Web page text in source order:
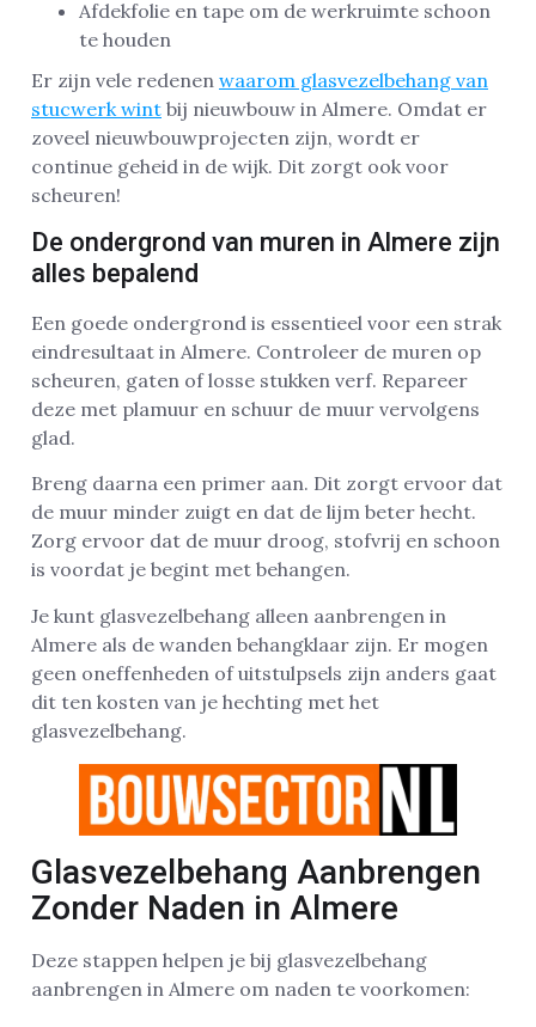
Afdekfolie en tape om de werkruimte schoon
te houden
Er zijn vele redenen waarom glasvezelbehang van
stucwerk wint bij nieuwbouw in Almere. Omdat er
zoveel nieuwbouwprojecten zijn, wordt er
continue geheid in de wijk. Dit zorgt ook voor
scheuren!
De ondergrond van muren in Almere zijn
alles bepalend
Een goede ondergrond is essentieel voor een strak
eindresultaat in Almere. Controleer de muren op
scheuren, gaten of losse stukken verf. Repareer
deze met plamuur en schuur de muur vervolgens
glad.
Breng daarna een primer aan. Dit zorgt ervoor dat
de muur minder zuigt en dat de lijm beter hecht.
Zorg ervoor dat de muur droog, stofvrij en schoon
is voordat je begint met behangen.
Je kunt glasvezelbehang alleen aanbrengen in
Almere als de wanden behangklaar zijn. Er mogen
geen oneffenheden of uitstulpsels zijn anders gaat
dit ten kosten van je hechting met het
glasvezelbehang.
Glasvezelbehang Aanbrengen
Zonder Naden in Almere
Deze stappen helpen je bij glasvezelbehang
aanbrengen in Almere om naden te voorkomen: